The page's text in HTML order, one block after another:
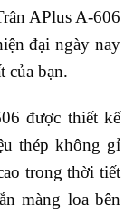
APlus A-606
đại ngày nay
của bạn.
được thiết kế
thép không gỉ
trong thời tiết
màng loa bên